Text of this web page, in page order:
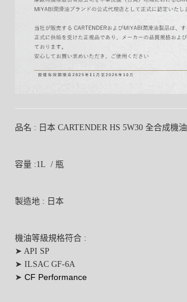
品名 : 日本 CARTENDER HS 5W30 全合成機油
容量 :1L / 瓶
製造地 : 日本
機油等級規格符合 :
➤ API SP
➤ ILSAC GF-6A
➤ CF Performance